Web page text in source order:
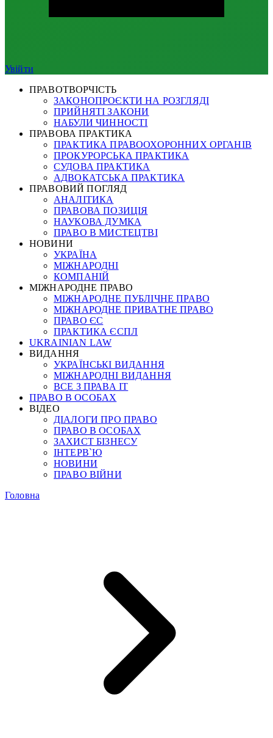
Увійти
ПРАВОТВОРЧІСТЬ
ЗАКОНОПРОЄКТИ НА РОЗГЛЯДІ
ПРИЙНЯТІ ЗАКОНИ
НАБУЛИ ЧИННОСТІ
ПРАВОВА ПРАКТИКА
ПРАКТИКА ПРАВООХОРОННИХ ОРГАНІВ
ПРОКУРОРСЬКА ПРАКТИКА
СУДОВА ПРАКТИКА
АДВОКАТСЬКА ПРАКТИКА
ПРАВОВИЙ ПОГЛЯД
АНАЛІТИКА
ПРАВОВА ПОЗИЦІЯ
НАУКОВА ДУМКА
ПРАВО В МИСТЕЦТВІ
НОВИНИ
УКРАЇНА
МІЖНАРОДНІ
КОМПАНІЙ
МІЖНАРОДНЕ ПРАВО
МІЖНАРОДНЕ ПУБЛІЧНЕ ПРАВО
МІЖНАРОДНЕ ПРИВАТНЕ ПРАВО
ПРАВО ЄС
ПРАКТИКА ЄСПЛ
UKRAINIAN LAW
ВИДАННЯ
УКРАЇНСЬКІ ВИДАННЯ
МІЖНАРОДНІ ВИДАННЯ
ВСЕ З ПРАВА ІТ
ПРАВО В ОСОБАХ
ВІДЕО
ДІАЛОГИ ПРО ПРАВО
ПРАВО В ОСОБАХ
ЗАХИСТ БІЗНЕСУ
ІНТЕРВ`Ю
НОВИНИ
ПРАВО ВІЙНИ
Головна